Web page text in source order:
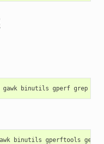
gawk binutils gperf grep
binutils gperftools